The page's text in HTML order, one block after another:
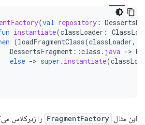
(val repository :
instantiate(classLoader :
(loadFragmentClass(classLoader,
DessertsFragment ::class . java ->
else -> super . instantiate(
این مثال FragmentFactory را زیرکلاس